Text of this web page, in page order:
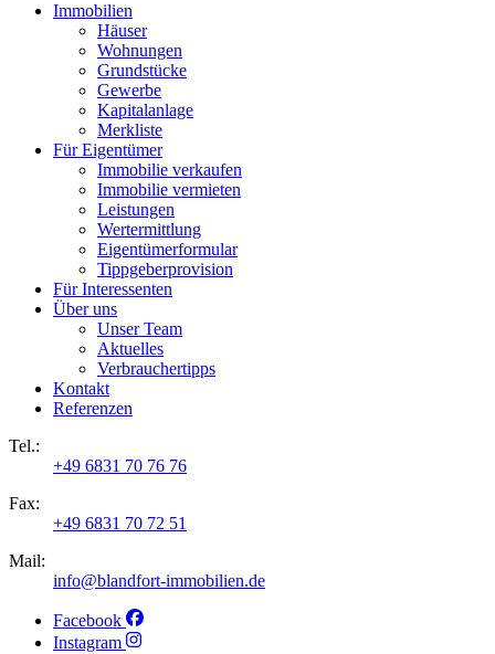
Immobilien
Häuser
Wohnungen
Grundstücke
Gewerbe
Kapitalanlage
Merkliste
Für Eigentümer
Immobilie verkaufen
Immobilie vermieten
Leistungen
Wertermittlung
Eigentümerformular
Tippgeberprovision
Für Interessenten
Über uns
Unser Team
Aktuelles
Verbrauchertipps
Kontakt
Referenzen
Tel.:
+49 6831 70 76 76
Fax:
+49 6831 70 72 51
Mail:
info@blandfort-immobilien.de
Facebook
Instagram